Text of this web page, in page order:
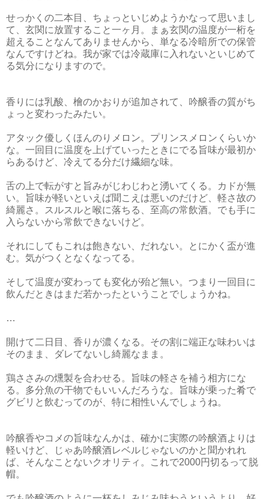
せっかくの二本目、ちょっといじめようかなって思いまし
て、玄関に放置すること一ヶ月。まぁ玄関の温度が一桁を
超えることなんてありませんから、単なる冷暗所での保管
なんですけどね。我が家では冷蔵庫に入れないといじめて
る気分になりますので。
香りには乳酸、檜のかおりが追加されて、吟醸香の質がち
ょっと変わったみたい。
アタック優しくほんのりメロン。プリンスメロンくらいか
な。一回目に温度を上げていったときにでる旨味が最初か
らあるけど、冷えてる分だけ繊細な味。
舌の上で転がすと旨みがじわじわと湧いてくる。カドが無
い。旨味が軽いといえば聞こえは悪いのだけど、軽さ故の
綺麗さ。スルスルと喉に落ちる、至高の常飲酒。でも手に
入らないから常飲できないけど。
それにしてもこれは飽きない、だれない。とにかく盃が進
む。気がつくとなくなってる。
そして温度が変わっても変化が殆ど無い。つまり一回目に
飲んだときはまだ若かったということでしょうかね。
…
開けて二日目、香りが濃くなる。その割に端正な味わいは
そのまま、ダレてないし綺麗なまま。
鶏ささみの燻製を合わせる。旨味の軽さを補う相方にな
る。多分魚の干物でもいいんだろうな。旨味が乗った肴で
グビリと飲むってのが、特に相性いんでしょうね。
吟醸香やコメの旨味なんかは、確かに実際の吟醸酒よりは
軽いけど、じゃあ吟醸酒レベルじゃないのかと聞かれれ
ば、そんなことないクオリティ。これで2000円切るって脱
帽。